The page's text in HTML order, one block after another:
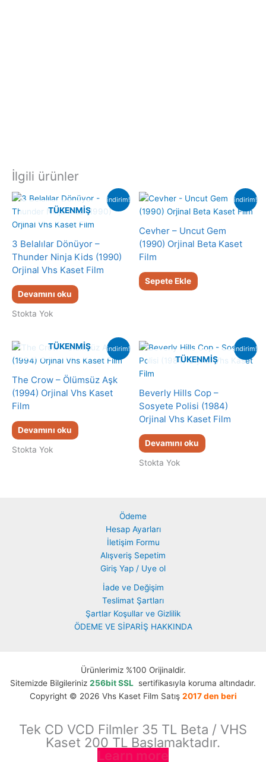
İlgili ürünler
indirim!
TÜKENMIŞ
3 Belalılar Dönüyor –
Thunder Ninja Kids (1990)
Orjinal Vhs Kaset Film
Devamını oku
Stokta Yok
indirim!
Cevher – Uncut Gem
(1990) Orjinal Beta Kaset
Film
Sepete Ekle
indirim!
TÜKENMIŞ
The Crow – Ölümsüz Aşk
(1994) Orjinal Vhs Kaset
Film
Devamını oku
Stokta Yok
indirim!
TÜKENMIŞ
Beverly Hills Cop –
Sosyete Polisi (1984)
Orjinal Vhs Kaset Film
Devamını oku
Stokta Yok
Ödeme
Hesap Ayarları
İletişim Formu
Alışveriş Sepetim
Giriş Yap / Uye ol
İade ve Değişim
Teslimat Şartları
Şartlar Koşullar ve Gizlilik
ÖDEME VE SİPARİŞ HAKKINDA
Ürünlerimiz %100 Orijinaldir.
Sitemizde Bilgileriniz 256bit SSL sertifikasıyla koruma altındadır.
Copyright © 2026 Vhs Kaset Film Satış 2017 den beri
Tek CD VCD Filmler 35 TL Beta / VHS
Kaset 200 TL Başlamaktadır.
Learn more